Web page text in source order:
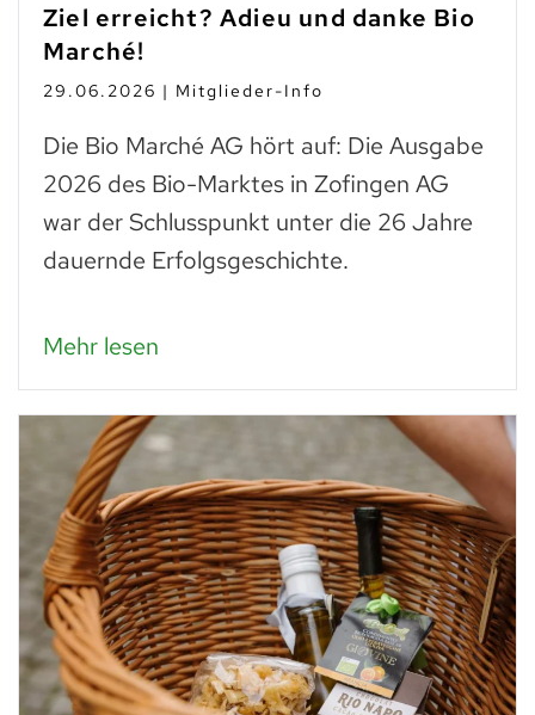
Ziel erreicht? Adieu und danke Bio
Marché!
29.06.2026 | Mitglieder-Info
Die Bio Marché AG hört auf: Die Ausgabe
2026 des Bio-Marktes in Zofingen AG
war der Schlusspunkt unter die 26 Jahre
dauernde Erfolgsgeschichte.
Mehr lesen